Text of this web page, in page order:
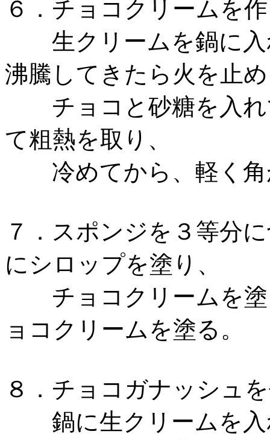
６．チョコクリームを
生クリームを鍋に入
沸騰してきたら火を止
チョコと砂糖を入れ
て粗熱を取り、
冷めてから、軽く角
７．スポンジを３等分
にシロップを塗り、
チョコクリームを塗
ョコクリームを塗
８．チョコガナッシュ
鍋に生クリームを入